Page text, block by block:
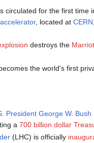
circulated for the first time
, located at CERN
destroys the
the world's first
President George W. Bush
a 700 billion dollar
(LHC) is officially